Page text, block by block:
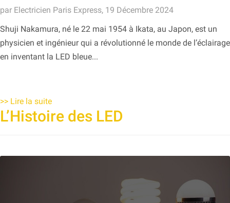
par Electricien Paris Express, 19 Décembre 2024
Shuji Nakamura, né le 22 mai 1954 à Ikata, au Japon, est un
physicien et ingénieur qui a révolutionné le monde de l’éclairage
en inventant la LED bleue...
>> Lire la suite
L’Histoire des LED